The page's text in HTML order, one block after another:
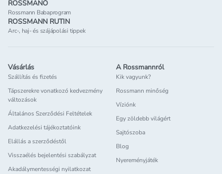
ROSSMANÓ
Rossmann Babaprogram
ROSSMANN RUTIN
Arc-, haj- és szájápolási tippek
Vásárlás
Szállítás és fizetés
Tápszerekre vonatkozó kedvezmény
változások
Általános Szerződési Feltételek
Adatkezelési tájékoztatóink
Elállás a szerződéstől
Visszaélés bejelentési szabályzat
Akadálymentességi nyilatkozat
A Rossmannról
Kik vagyunk?
Rossmann minőség
Víziónk
Egy zöldebb világért
Sajtószoba
Blog
Nyereményjáték